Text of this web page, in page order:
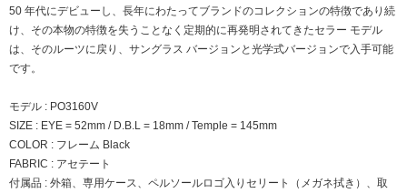
50 年代にデビューし、長年にわたってブランドのコレクションの特徴であり続
け、その本物の特徴を失うことなく定期的に再発明されてきたセラー モデル
は、そのルーツに戻り、サングラス バージョンと光学式バージョンで入手可能
です。
モデル : PO3160V
SIZE : EYE = 52mm / D.B.L = 18mm / Temple = 145mm
COLOR : フレーム Black
FABRIC : アセテート
付属品 : 外箱、専用ケース、ペルソールロゴ入りセリート（メガネ拭き）、取